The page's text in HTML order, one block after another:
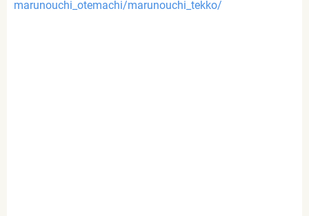
marunouchi_otemachi/marunouchi_tekko/